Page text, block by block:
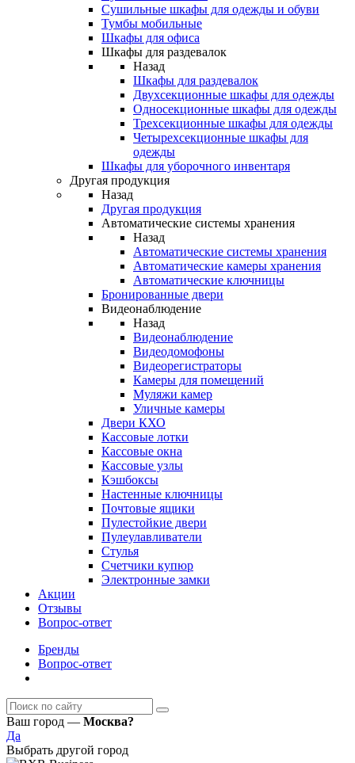
Сушильные шкафы для одежды и обуви
Тумбы мобильные
Шкафы для офиса
Шкафы для раздевалок
Назад
Шкафы для раздевалок
Двухсекционные шкафы для одежды
Односекционные шкафы для одежды
Трехсекционные шкафы для одежды
Четырехсекционные шкафы для
одежды
Шкафы для уборочного инвентаря
Другая продукция
Назад
Другая продукция
Автоматические системы хранения
Назад
Автоматические системы хранения
Автоматические камеры хранения
Автоматические ключницы
Бронированные двери
Видеонаблюдение
Назад
Видеонаблюдение
Видеодомофоны
Видеорегистраторы
Камеры для помещений
Муляжи камер
Уличные камеры
Двери КХО
Кассовые лотки
Кассовые окна
Кассовые узлы
Кэшбоксы
Настенные ключницы
Почтовые ящики
Пулестойкие двери
Пулеулавливатели
Стулья
Счетчики купюр
Электронные замки
Акции
Отзывы
Вопрос-ответ
Бренды
Вопрос-ответ
Ваш город — Москва?
Да
Выбрать другой город